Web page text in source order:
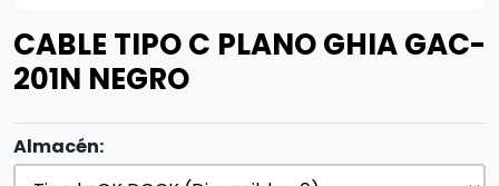
CABLE TIPO C PLANO GHIA GAC-
201N NEGRO
Almacén: